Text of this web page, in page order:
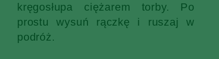
kręgosłupa ciężarem torby. Po
prostu wysuń rączkę i ruszaj w
podróż.